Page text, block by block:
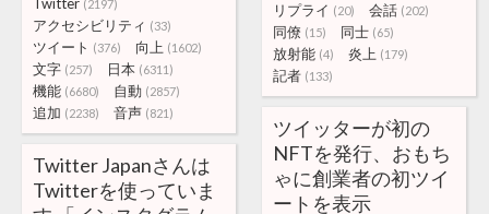
リプライ (20) 会話 (202)
同僚 (15) 同士 (65)
放射能 (4) 炎上 (179)
記者 (133)
(2197)
アクセシビリティ (33)
ツイート (376) 向上 (1602)
文字 (257) 日本 (6311)
機能 (6680) 自動 (2857)
追加 (2238) 音声 (821)
ツイッターが初の
NFTを発行、おもち
ゃに創業者の初ツイ
ートを表示
Twitter Japanさんは
Twitterを使っていま